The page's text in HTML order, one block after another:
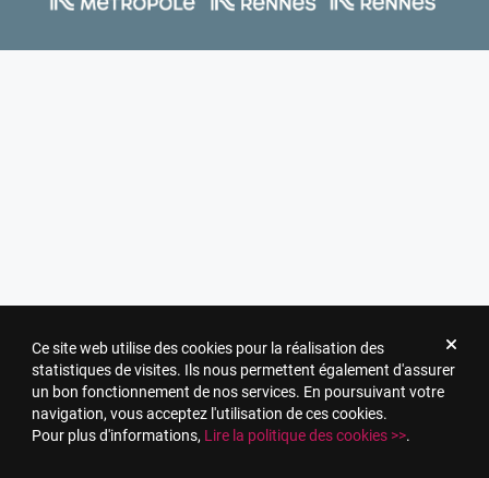
Ce site web utilise des cookies pour la réalisation des
statistiques de visites. Ils nous permettent également d'assurer
un bon fonctionnement de nos services. En poursuivant votre
navigation, vous acceptez l'utilisation de ces cookies.
Pour plus d'informations, Lire la politique des cookies >>.